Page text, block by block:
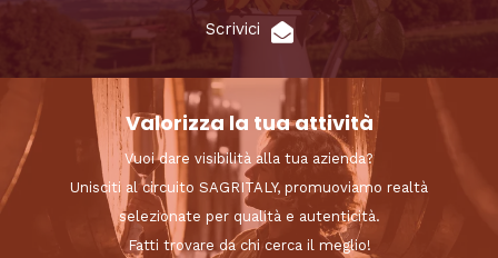
Scrivici
Valorizza la tua attività
Vuoi dare visibilità alla tua azienda?
Unisciti al circuito SAGRITALY, promuoviamo realtà
selezionate per qualità e autenticità.
Fatti trovare da chi cerca il meglio!